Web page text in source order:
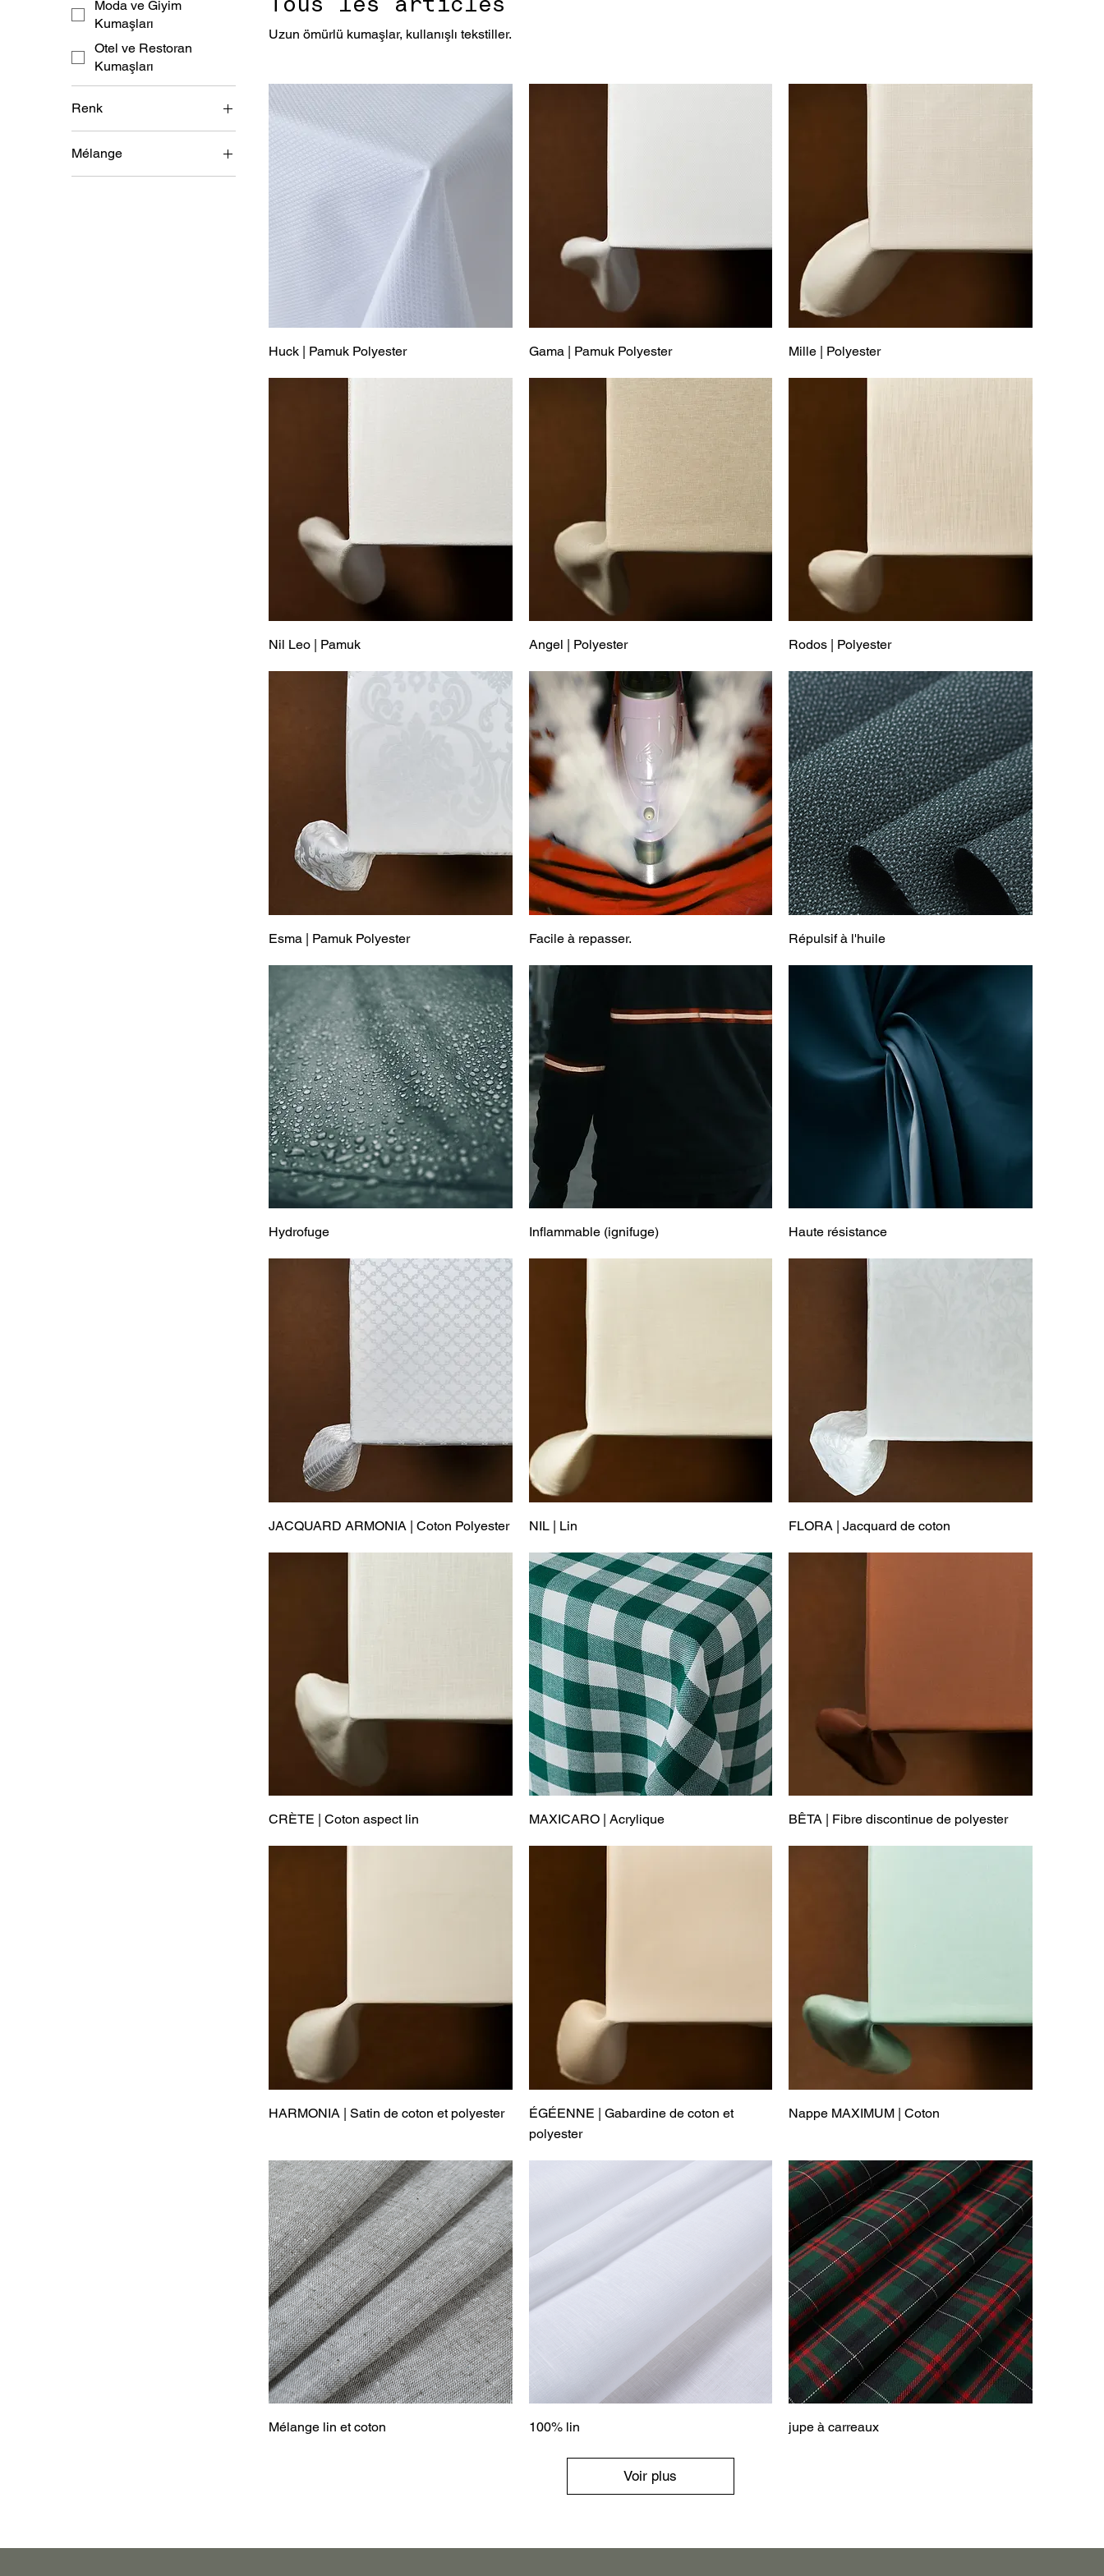
Moda ve Giyim
Kumaşları
Otel ve Restoran
Kumaşları
Renk
Mélange
100% coton
Tous les articles
Uzun ömürlü kumaşlar, kullanışlı tekstiller.
Huck | Pamuk Polyester Gama | Pamuk Polyester Mille | Polyester
Nil Leo | Pamuk Angel | Polyester Rodos | Polyester
Esma | Pamuk Polyester Facile à repasser. Répulsif à l'huile
Hydrofuge Inflammable (ignifuge) Haute résistance
JACQUARD ARMONIA | Coton Polyester NIL | Lin FLORA | Jacquard de coton
CRÈTE | Coton aspect lin MAXICARO | Acrylique BÊTA | Fibre discontinue de polyester
HARMONIA | Satin de coton et polyester
ÉGÉENNE | Gabardine de coton et
polyester
Nappe MAXIMUM | Coton
Mélange lin et coton 100% lin jupe à carreaux
Voir plus